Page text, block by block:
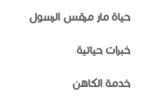
حياة مار مرقس الرسول
خبرات حياتية
خدمة الكاهن